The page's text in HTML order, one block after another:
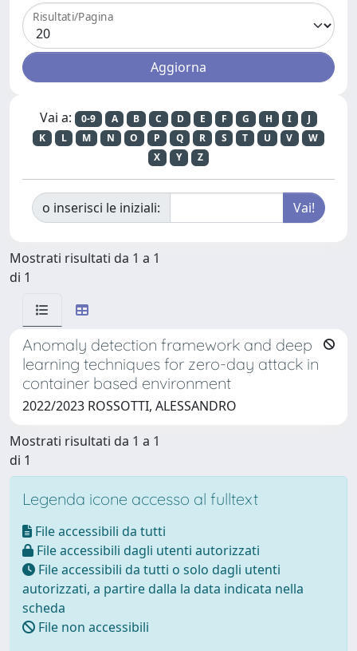
Risultati/Pagina
Vai a: 0-9 A B C D E F G H I
J
K
L M N O P Q R S T U V
W
X
Y Z
o inserisci le iniziali:
Mostrati risultati da 1 a 1
di 1
Anomaly detection framework and deep
learning techniques for zero-day attack in
container based environment
2022/2023 ROSSOTTI, ALESSANDRO
Mostrati risultati da 1 a 1
di 1
Legenda icone accesso al fulltext
File accessibili da tutti
File accessibili dagli utenti autorizzati
File accessibili da tutti o solo dagli utenti
autorizzati, a partire dalla la data indicata nella
scheda
File non accessibili